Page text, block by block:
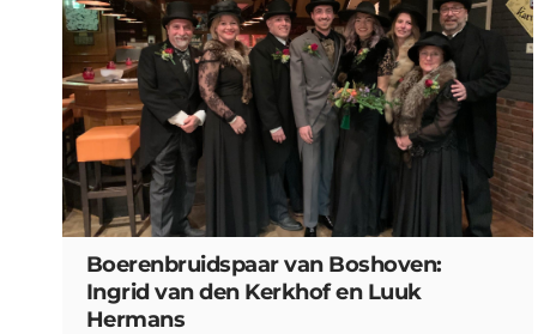
Boerenbruidspaar van Boshoven:
Ingrid van den Kerkhof en Luuk
Hermans